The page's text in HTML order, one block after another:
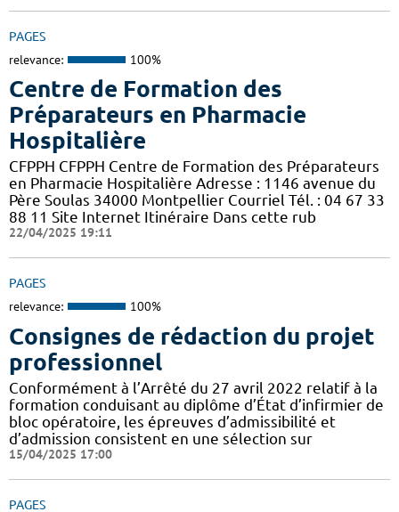
PAGES
relevance: 100%
Centre de Formation des
Préparateurs en Pharmacie
Hospitalière
CFPPH CFPPH Centre de Formation des Préparateurs
en Pharmacie Hospitalière Adresse : 1146 avenue du
Père Soulas 34000 Montpellier Courriel Tél. : 04 67 33
88 11 Site Internet Itinéraire Dans cette rub
22/04/2025 19:11
PAGES
relevance: 100%
Consignes de rédaction du projet
professionnel
Conformément à l’Arrêté du 27 avril 2022 relatif à la
formation conduisant au diplôme d’État d’infirmier de
bloc opératoire, les épreuves d’admissibilité et
d’admission consistent en une sélection sur
15/04/2025 17:00
PAGES